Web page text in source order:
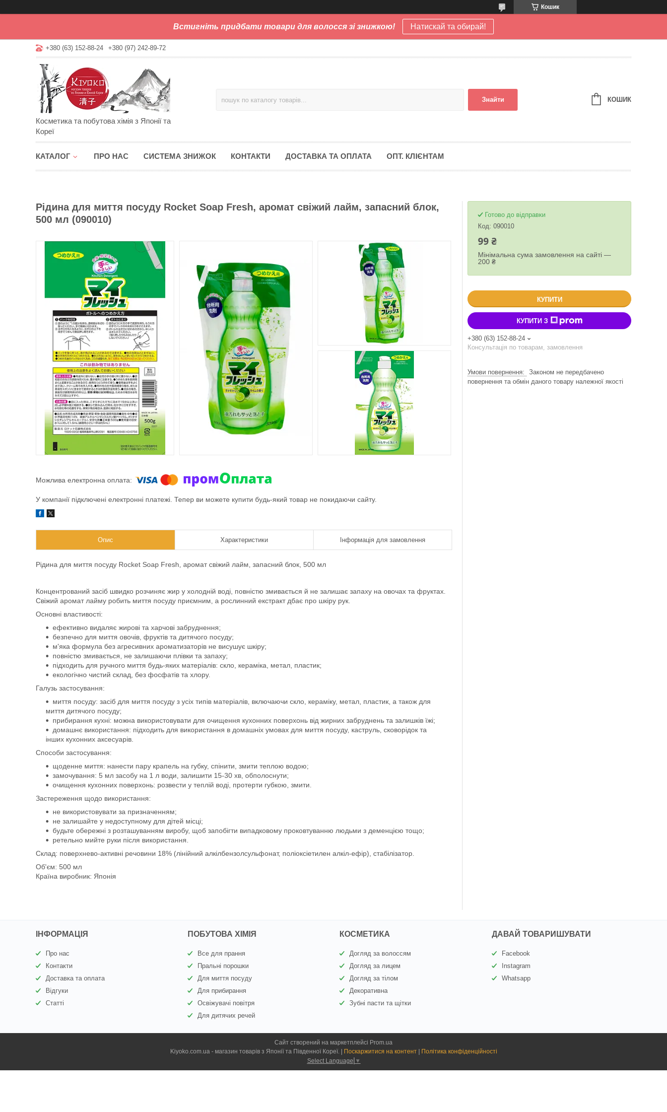
Кошик
Встигніть придбати товари для волосся зі знижкою! Натискай та обирай!
+380 (63) 152-88-24 +380 (97) 242-89-72
Косметика та побутова хімія з Японії та
Кореї
Знайти КОШИК
КАТАЛОГ ПРО НАС СИСТЕМА ЗНИЖОК КОНТАКТИ ДОСТАВКА ТА ОПЛАТА ОПТ. КЛІЄНТАМ
Рідина для миття посуду Rocket Soap Fresh, аромат свіжий лайм, запасний блок,
500 мл (090010)
У компанії підключені електронні платежі. Тепер ви можете купити будь-який товар не покидаючи сайту.
Опис Характеристики Інформація для замовлення
Рідина для миття посуду Rocket Soap Fresh, аромат свіжий лайм, запасний блок, 500 мл
Концентрований засіб швидко розчиняє жир у холодній воді, повністю змивається й не залишає запаху на овочах та фруктах.
Свіжий аромат лайму робить миття посуду приємним, а рослинний екстракт дбає про шкіру рук.
Основні властивості:
ефективно видаляє жирові та харчові забруднення;
безпечно для миття овочів, фруктів та дитячого посуду;
м'яка формула без агресивних ароматизаторів не висушує шкіру;
повністю змивається, не залишаючи плівки та запаху;
підходить для ручного миття будь-яких матеріалів: скло, кераміка, метал, пластик;
екологічно чистий склад, без фосфатів та хлору.
Галузь застосування:
миття посуду: засіб для миття посуду з усіх типів матеріалів, включаючи скло, кераміку, метал, пластик, а також для
миття дитячого посуду;
прибирання кухні: можна використовувати для очищення кухонних поверхонь від жирних забруднень та залишків їжі;
домашнє використання: підходить для використання в домашніх умовах для миття посуду, каструль, сковорідок та
інших кухонних аксесуарів.
Способи застосування:
щоденне миття: нанести пару крапель на губку, спінити, змити теплою водою;
замочування: 5 мл засобу на 1 л води, залишити 15-30 хв, обполоснути;
очищення кухонних поверхонь: розвести у теплій воді, протерти губкою, змити.
Застереження щодо використання:
не використовувати за призначенням;
не залишайте у недоступному для дітей місці;
будьте обережні з розташуванням виробу, щоб запобігти випадковому проковтуванню людьми з деменцією тощо;
ретельно мийте руки після використання.
Склад: поверхнево-активні речовини 18% (лінійний алкілбензолсульфонат, поліоксіетилен алкіл-ефір), стабілізатор.
Об'єм: 500 мл
Країна виробник: Японія
Готово до відправки
Код: 090010
99 ₴
Мінімальна сума замовлення на сайті —
200 ₴
КУПИТИ
КУПИТИ З
+380 (63) 152-88-24
Консультація по товарам, замовлення
Законом не передбачено
повернення та обмін даного товару належної якості
ІНФОРМАЦІЯ
Про нас
Контакти
Доставка та оплата
Відгуки
Статті
ПОБУТОВА ХІМІЯ
Все для прання
Пральні порошки
Для миття посуду
Для прибирання
Освіжувачі повітря
Для дитячих речей
КОСМЕТИКА
Догляд за волоссям
Догляд за лицем
Догляд за тілом
Декоративна
Зубні пасти та щітки
ДАВАЙ ТОВАРИШУВАТИ
Facebook
Instagram
Whatsapp
Сайт створений на маркетплейсі Prom.ua
Поскаржитися на контент
Політика конфіденційності
Select Language ▼